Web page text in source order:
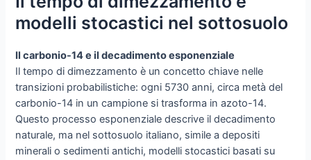
modelli stocastici nel sottosuolo
Il carbonio-14 e il decadimento esponenziale
Il tempo di dimezzamento è un concetto chiave nelle
transizioni probabilistiche: ogni 5730 anni, circa metà del
carbonio-14 in un campione si trasforma in azoto-14.
Questo processo esponenziale descrive il decadimento
naturale, ma nel sottosuolo italiano, simile a depositi
minerali o sedimenti antichi, modelli stocastici basati su